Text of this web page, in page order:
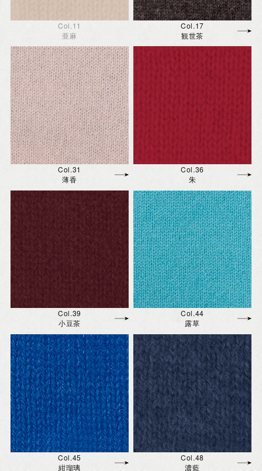
Col.11
亜麻
Col.17
観世茶
Col.31
薄香
Col.36
朱
Col.39
小豆茶
Col.44
露草
Col.45
紺瑠璃
Col.48
濃藍